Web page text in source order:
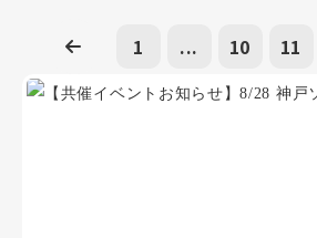
1 ... 10 11